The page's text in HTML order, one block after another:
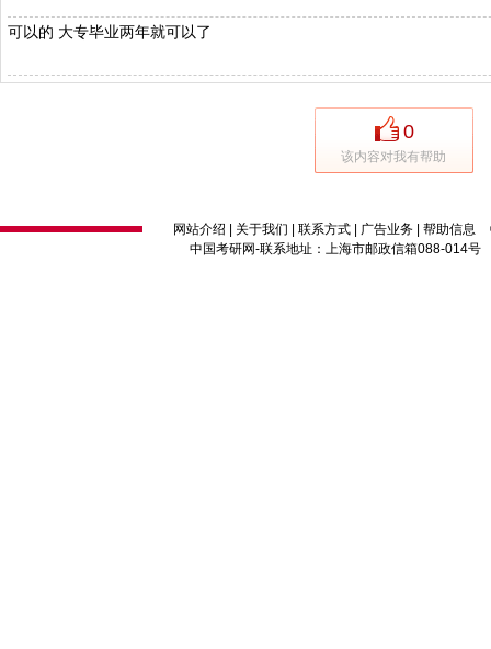
可以的 大专毕业两年就可以了
0
该内容对我有帮助
网站介绍 关于我们 联系方式 广告业务 帮助信息
中国考研网-联系地址：上海市邮政信箱088-014